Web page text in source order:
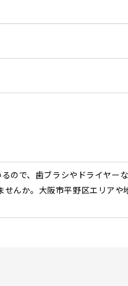
ので、歯ブラシやドライヤー
んか。大阪市平野区エリアや